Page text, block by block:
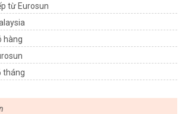
từ Eurosun
hàng
tháng